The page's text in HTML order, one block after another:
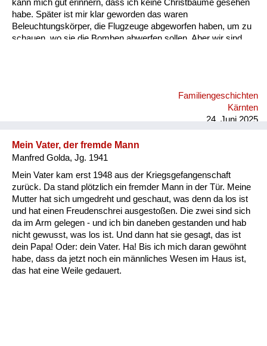
kann mich gut erinnern, dass ich keine Christbäume gesehen
habe. Später ist mir klar geworden das waren
Beleuchtungskörper, die Flugzeuge abgeworfen haben, um zu
schauen, wo sie die Bomben abwerfen sollen. Aber wir sind
wir aus dem Keller rausgegangen sind. Es hat einen
Kellerausgang gegeben, in den Garten und der war voller
Familiengeschichten
Kärnten
24. Juni 2025
Mein Vater, der fremde Mann
Manfred Golda, Jg. 1941
Mein Vater kam erst 1948 aus der Kriegsgefangenschaft
zurück. Da stand plötzlich ein fremder Mann in der Tür. Meine
Mutter hat sich umgedreht und geschaut, was denn da los ist
und hat einen Freudenschrei ausgestoßen. Die zwei sind sich
da im Arm gelegen - und ich bin daneben gestanden und hab
nicht gewusst, was los ist. Und dann hat sie gesagt, das ist
dein Papa! Oder: dein Vater. Ha! Bis ich mich daran gewöhnt
habe, dass da jetzt noch ein männliches Wesen im Haus ist,
das hat eine Weile gedauert.